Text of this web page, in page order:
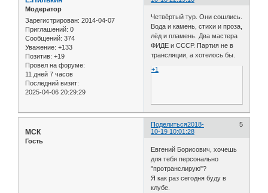
Модератор
Зарегистрирован: 2014-04-07
Приглашений: 0
Сообщений: 374
Уважение: +133
Позитив: +19
Провел на форуме:
11 дней 7 часов
Последний визит:
2025-04-06 20:29:29
Четвёртый тур. Они сошлись.
Вода и камень, стихи и проза,
лёд и пламень. Два мастера
ФИДЕ и СССР. Партия не в
трансляции, а хотелось бы.
+1
Поделиться 5
2018-
10-19 10:01:28
МСК
Гость
Евгений Борисович, хочешь
для тебя персонально
"протранслирую"?
Я как раз сегодня буду в
клубе.